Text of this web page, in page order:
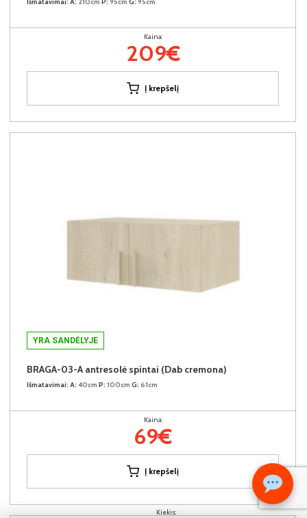
Kiekis:
Kaina:
209€
Į krepšelį
YRA SANDĖLYJE
BRAGA-03-A antresolė spintai (Dab cremona)
Išmatavimai: A: 40cm P: 100cm G: 61cm
Kaina:
69€
Į krepšelį